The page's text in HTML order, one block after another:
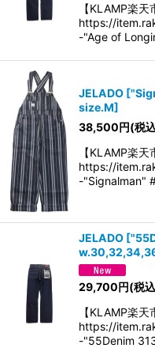
【KLAMP楽天
https://
-"Age of
JELADO [
size.M]
38,500円(税
【KLAMP楽天
https://
-"Signalman"
JELADO [
29,700円(税
【KLAMP楽天
https://
-"55Denim